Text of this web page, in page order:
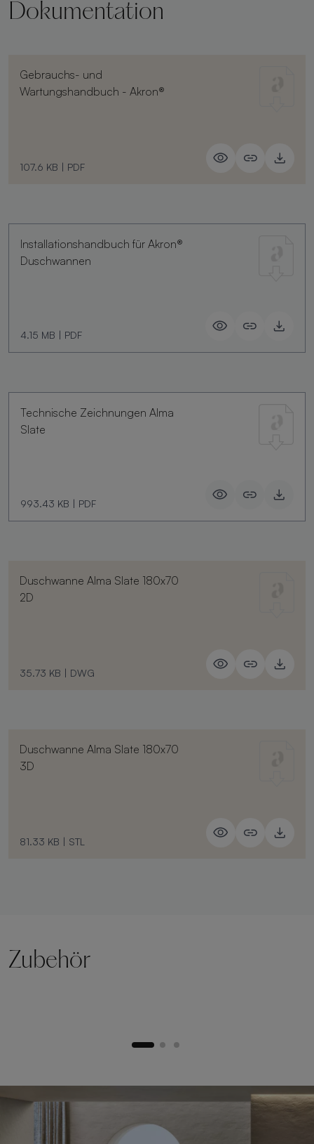
Dokumentation
Gebrauchs- und
Wartungshandbuch - Akron®
107.6 KB | PDF
Installationshandbuch für Akron®
Duschwannen
4.15 MB | PDF
Technische Zeichnungen Alma
Slate
993.43 KB | PDF
Duschwanne Alma Slate 180x70
2D
35.73 KB | DWG
Duschwanne Alma Slate 180x70
3D
81.33 KB | STL
Zubehör